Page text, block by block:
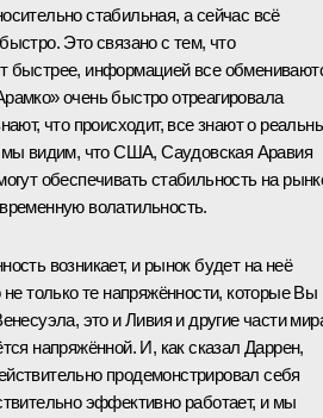
стабильная, а сейчас всё
Это связано с тем, что
быстрее, информацией все
очень быстро отреагировала
что происходит, все знают о
мы видим, что США, Саудовская Аравия
обеспечивать стабильность на
волатильность.
возникает, и рынок будет на неё
не только те напряжённости, которые Вы
это и Ливия и другие части
напряжённой. И, как сказал Даррен,
продемонстрировал себя
эффективно работает, и мы